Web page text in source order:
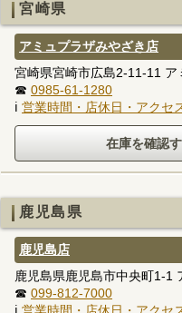
宮崎県
アミュプラザみやざき店
宮崎県宮崎市広島2-11-11
☎ 0985-61-1280
ℹ 営業時間・店休日・アクセ
鹿児島県
鹿児島店
鹿児島県鹿児島市中央町1-1
☎ 099-812-7000